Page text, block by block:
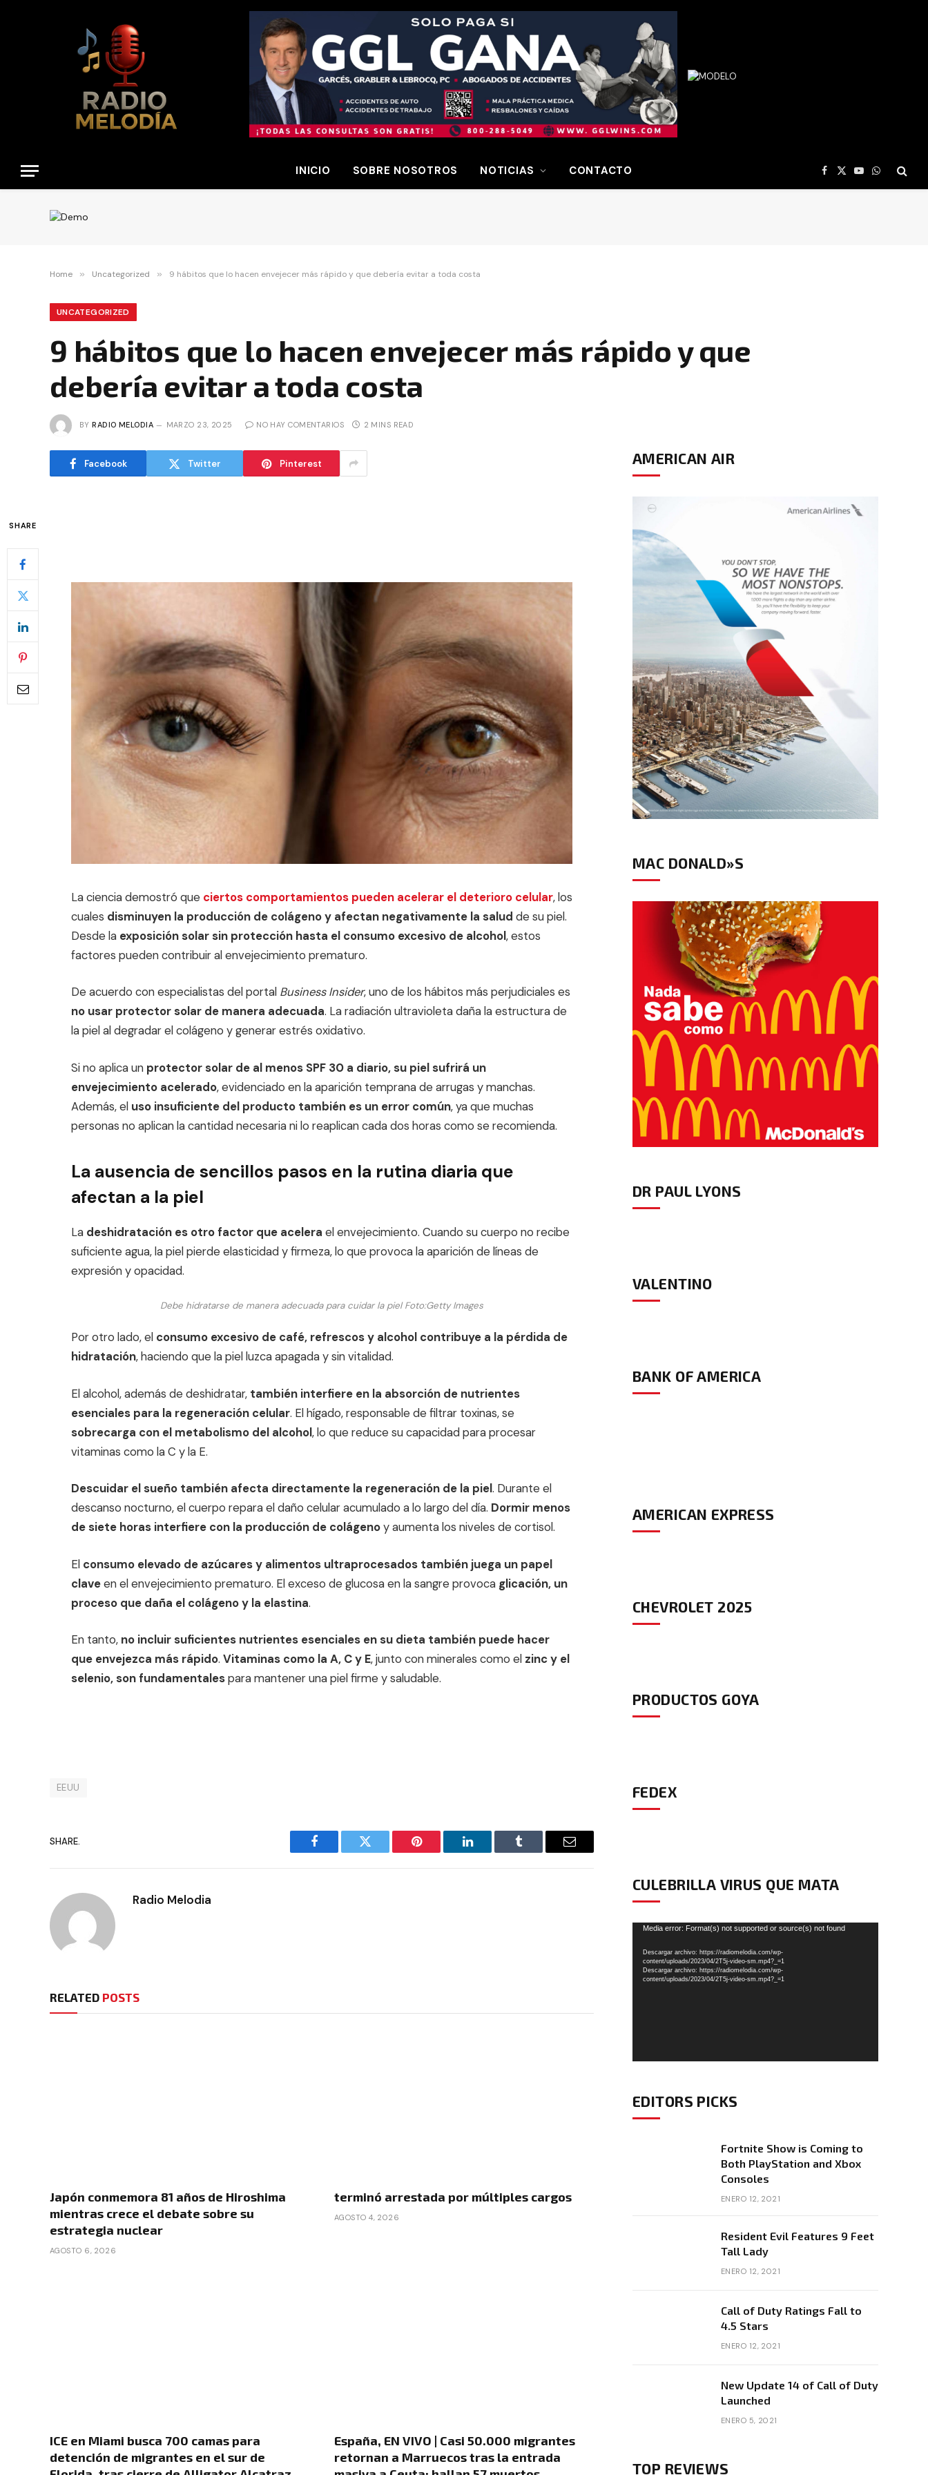
INICIO SOBRE NOSOTROS NOTICIAS CONTACTO Facebook
X
(Twitter)
YouTube
WhatsApp
Home » Uncategorized » 9 hábitos que lo hacen envejecer más rápido y que debería evitar a toda costa
UNCATEGORIZED
9 hábitos que lo hacen envejecer más rápido y que
debería evitar a toda costa
BY RADIO MELODIA MARZO 23, 2025 NO HAY COMENTARIOS 2 MINS READ
Facebook Twitter Pinterest
SHARE
La ciencia demostró que ciertos comportamientos pueden acelerar el deterioro celular, los
cuales disminuyen la producción de colágeno y afectan negativamente la salud de su piel.
Desde la exposición solar sin protección hasta el consumo excesivo de alcohol, estos
factores pueden contribuir al envejecimiento prematuro.
De acuerdo con especialistas del portal Business Insider, uno de los hábitos más perjudiciales es
no usar protector solar de manera adecuada. La radiación ultravioleta daña la estructura de
la piel al degradar el colágeno y generar estrés oxidativo.
Si no aplica un protector solar de al menos SPF 30 a diario, su piel sufrirá un
envejecimiento acelerado, evidenciado en la aparición temprana de arrugas y manchas.
Además, el uso insuficiente del producto también es un error común, ya que muchas
personas no aplican la cantidad necesaria ni lo reaplican cada dos horas como se recomienda.
La ausencia de sencillos pasos en la rutina diaria que
afectan a la piel
La deshidratación es otro factor que acelera el envejecimiento. Cuando su cuerpo no recibe
suficiente agua, la piel pierde elasticidad y firmeza, lo que provoca la aparición de líneas de
expresión y opacidad.
Debe hidratarse de manera adecuada para cuidar la pielFoto:Getty Images
Por otro lado, el consumo excesivo de café, refrescos y alcohol contribuye a la pérdida de
hidratación, haciendo que la piel luzca apagada y sin vitalidad.
El alcohol, además de deshidratar, también interfiere en la absorción de nutrientes
esenciales para la regeneración celular. El hígado, responsable de filtrar toxinas, se
sobrecarga con el metabolismo del alcohol, lo que reduce su capacidad para procesar
vitaminas como la C y la E.
Descuidar el sueño también afecta directamente la regeneración de la piel. Durante el
descanso nocturno, el cuerpo repara el daño celular acumulado a lo largo del día. Dormir menos
de siete horas interfiere con la producción de colágenoy aumenta los niveles de cortisol.
El consumo elevado de azúcares y alimentos ultraprocesados también juega un papel
claveen el envejecimiento prematuro. El exceso de glucosa en la sangre provoca glicación, un
proceso que daña el colágeno y la elastina.
En tanto, no incluir suficientes nutrientes esenciales en su dieta también puede hacer
que envejezca más rápido. Vitaminas como la A, C y E, junto con minerales como el zinc y el
selenio, son fundamentalespara mantener una piel firme y saludable.
EEUU
SHARE.
Facebook Twitter Pinterest LinkedIn Tumblr Email
Radio Melodia
RELATED POSTS
Japón conmemora 81 años de Hiroshima
mientras crece el debate sobre su
estrategia nuclear
AGOSTO 6, 2026
terminó arrestada por múltiples cargos
AGOSTO 4, 2026
ICE en Miami busca 700 camas para
detención de migrantes en el sur de
España, EN VIVO | Casi 50.000 migrantes
retornan a Marruecos tras la entrada
AMERICAN AIR
MAC DONALD»S
DR PAUL LYONS
VALENTINO
BANK OF AMERICA
AMERICAN EXPRESS
CHEVROLET 2025
PRODUCTOS GOYA
FEDEX
CULEBRILLA VIRUS QUE MATA
Reproductor
vídeo
Media error: Format(s) not supported or source(s) not found
Descargar archivo: https://radiomelodia.com/wp-
content/uploads/2023/04/2T5j-video-sm.mp4?_=1
Descargar archivo: https://radiomelodia.com/wp-
content/uploads/2023/04/2T5j-video-sm.mp4?_=1
EDITORS PICKS
Fortnite Show is Coming to
Both PlayStation and Xbox
Consoles
ENERO 12, 2021
Resident Evil Features 9 Feet
Tall Lady
ENERO 12, 2021
Call of Duty Ratings Fall to
4.5 Stars
ENERO 12, 2021
New Update 14 of Call of Duty
Launched
ENERO 5, 2021
TOP REVIEWS